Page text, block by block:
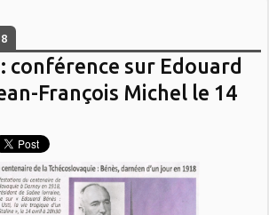
conférence sur Edouard
François Michel le 14